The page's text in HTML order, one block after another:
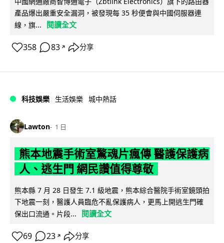
產品爆出嚴重安全漏洞，被發現每 35 秒便會與中國伺服器連
線，旗...
閱讀全文
358 83 ↗ 分享
科技娛樂 生活娛樂 城中熱話
Lawton 1 日
熊本地震手術室驚魂片瘋傳 醫護保護病
人、逃生門 網民讚值得尊敬
熊本縣 7 月 28 日發生 7.1 級地震，熊本綜合醫院手術室鏡頭拍
下地震一刻，醫護人員臨危不亂保護病人，更馬上開逃生門確
保出口流通。片段...
閱讀全文
69 23 ↗ 分享